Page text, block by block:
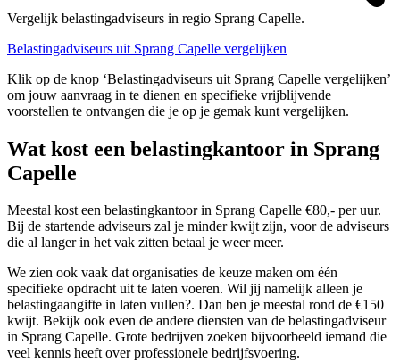
Vergelijk belastingadviseurs in regio Sprang Capelle.
Belastingadviseurs uit Sprang Capelle vergelijken
Klik op de knop ‘Belastingadviseurs uit Sprang Capelle vergelijken’
om jouw aanvraag in te dienen en specifieke vrijblijvende
voorstellen te ontvangen die je op je gemak kunt vergelijken.
Wat kost een belastingkantoor in Sprang
Capelle
Meestal kost een belastingkantoor in Sprang Capelle €80,- per uur.
Bij de startende adviseurs zal je minder kwijt zijn, voor de adviseurs
die al langer in het vak zitten betaal je weer meer.
We zien ook vaak dat organisaties de keuze maken om één
specifieke opdracht uit te laten voeren. Wil jij namelijk alleen je
belastingaangifte in laten vullen?. Dan ben je meestal rond de €150
kwijt. Bekijk ook even de andere diensten van de belastingadviseur
in Sprang Capelle. Grote bedrijven zoeken bijvoorbeeld iemand die
veel kennis heeft over professionele bedrijfsvoering.